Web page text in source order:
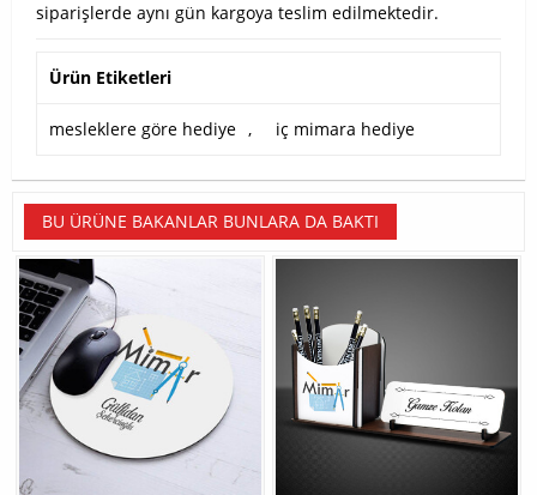
siparişlerde aynı gün kargoya teslim edilmektedir.
Ürün Etiketleri
mesleklere göre hediye , iç mimara hediye
BU ÜRÜNE BAKANLAR BUNLARA DA BAKTI